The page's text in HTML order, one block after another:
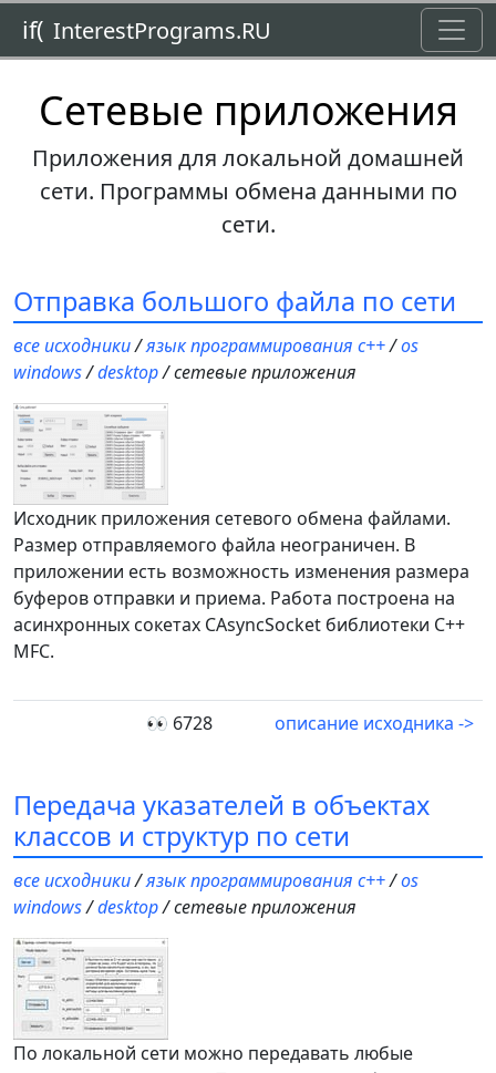
if( InterestPrograms.RU
Сетевые приложения
Приложения для локальной домашней
сети. Программы обмена данными по
сети.
Отправка большого файла по сети
все исходники/язык программирования c++/os
windows/desktop/ сетевые приложения
Исходник приложения сетевого обмена файлами.
Размер отправляемого файла неограничен. В
приложении есть возможность изменения размера
буферов отправки и приема. Работа построена на
асинхронных сокетах CAsyncSocket библиотеки C++
MFC.
👀 6728 описание исходника ->
Передача указателей в объектах
классов и структур по сети
все исходники/язык программирования c++/os
windows/desktop/ сетевые приложения
По локальной сети можно передавать любые